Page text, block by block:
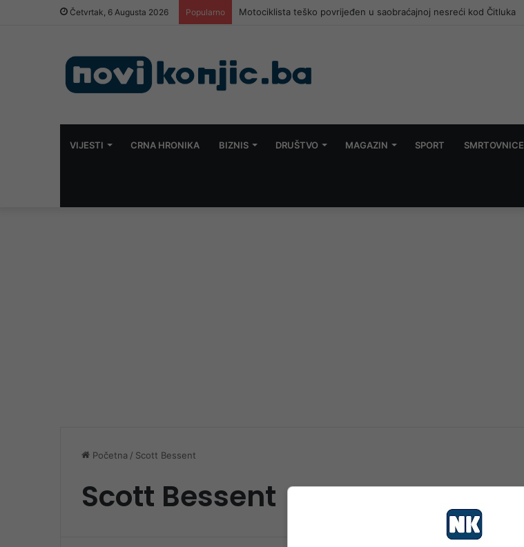
Četvrtak, 6 Augusta 2026 Popularno Motociklista teško povrijeđen u saobraćajnoj nesreći kod Čitluka
VIJESTI CRNA HRONIKA BIZNIS DRUŠTVO MAGAZIN SPORT SMRTOVNICE
Početna / Scott Bessent
Scott Bessent